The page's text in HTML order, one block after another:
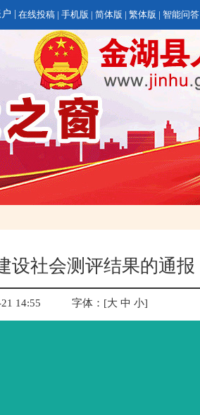
在线投稿 | 手机版 | 简体版 | 繁体版 | 智能问答
设社会测评结果的通报
14:55 字体：[大 中 小]